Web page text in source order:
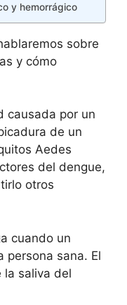
y hemorrágico
sobre
y cómo
causada por un
de un
Aedes
del dengue,
otros
cuando un
persona sana. El
la saliva del